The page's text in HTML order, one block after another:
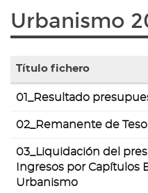
Urbanismo
con
lista
de
ficheros
contenidos
en
Título fichero
01_Resultado
02_Remanente de
03_Liquidación del
Ingresos por Capítulos
Urbanismo